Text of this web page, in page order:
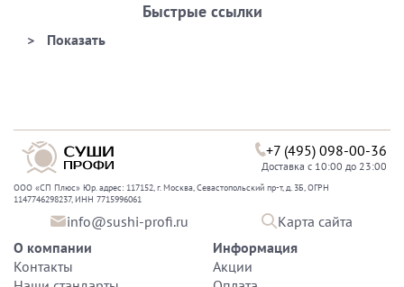
Быстрые ссылки
+7 (495) 098-00-36
Доставка с 10:00 до 23:00
ООО «СП Плюс» Юр. адрес: 117152, г. Москва, Севастопольский пр-т, д. 3Б, ОГРН
1147746298237, ИНН 7715996061
info@sushi-profi.ru
Карта сайта
О компании
Контакты
Информация
Акции